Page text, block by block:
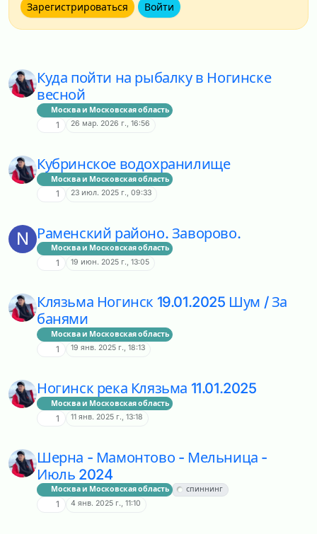
Зарегистрироваться Войти
Куда пойти на рыбалку в Ногинске
весной
Москва и Московская область
1 26 мар. 2026 г., 16:56
Кубринское водохранилище
Москва и Московская область
1 23 июл. 2025 г., 09:33
N Раменский районо. Заворово.
Москва и Московская область
1 19 июн. 2025 г., 13:05
Клязьма Ногинск 19.01.2025 Шум / За
банями
Москва и Московская область
1 19 янв. 2025 г., 18:13
Ногинск река Клязьма 11.01.2025
Москва и Московская область
1 11 янв. 2025 г., 13:18
Шерна - Мамонтово - Мельница -
Июль 2024
Москва и Московская область спиннинг
1 4 янв. 2025 г., 11:10